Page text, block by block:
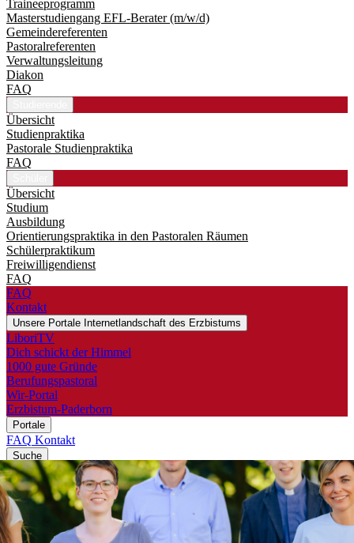
Traineeprogramm
Master­studiengang EFL-Berater (m/w/d)
Gemeindereferenten
Pastoralreferenten
Verwaltungsleitung
Diakon
FAQ
Übersicht
Studienpraktika
Pastorale Studienpraktika
FAQ
Übersicht
Studium
Ausbildung
Orientierungspraktika in den Pastoralen Räumen
Schülerpraktikum
Freiwilligendienst
FAQ
FAQ
Kontakt
Unsere Portale Internetlandschaft des Erzbistums
LiboriTV
Dich schickt der Himmel
1000 gute Gründe
Berufungspastoral
Wir-Portal
Erzbistum-Paderborn
Portale
FAQ Kontakt
Suche